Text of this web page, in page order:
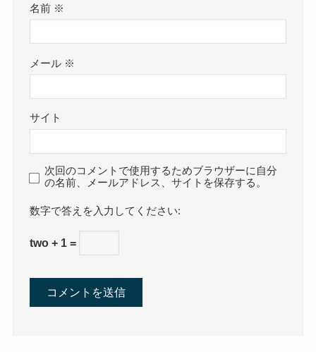
名前 ※
メール ※
サイト
次回のコメントで使用するためブラウザーに自分
の名前、メールアドレス、サイトを保存する。
数字で答えを入力してください:
two + 1 =